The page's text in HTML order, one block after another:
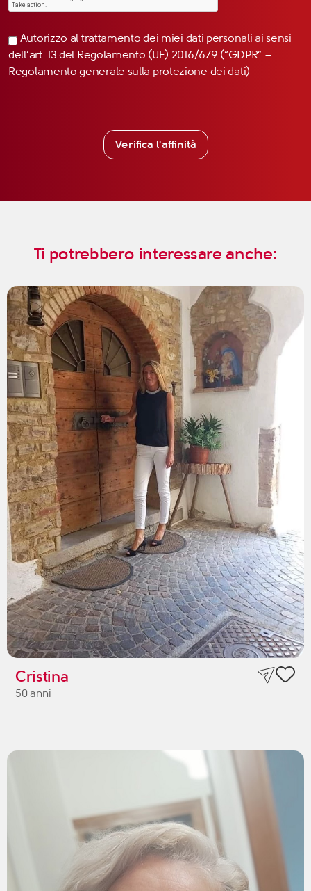
Autorizzo al trattamento dei miei dati personali ai sensi
dell’art. 13 del Regolamento (UE) 2016/679 (“GDPR” –
Regolamento generale sulla protezione dei dati)
Verifica l'affinità
Ti potrebbero interessare anche:
Cristina
50 anni